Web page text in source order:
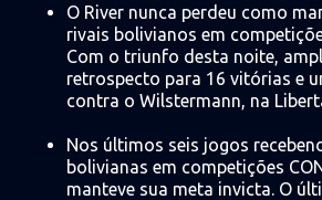
O River nunca perdeu como
rivais bolivianos em
Com o triunfo desta noite,
retrospecto para 16 vitórias e
contra o Wilstermann, na
Nos últimos seis jogos
bolivianas em competições
manteve sua meta invicta. O